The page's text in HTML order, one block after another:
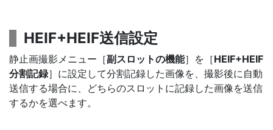
HEIF+HEIF送信設定
静止画撮影メニュー［副スロットの機能］を［HEIF+HEIF
分割記録］に設定して分割記録した画像を、撮影後に自動
送信する場合に、どちらのスロットに記録した画像を送信
するかを選べます。